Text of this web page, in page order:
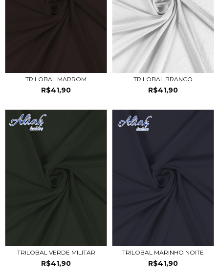
TRILOBAL MARROM
R$41,90
TRILOBAL BRANCO
R$41,90
TRILOBAL VERDE MILITAR
R$41,90
TRILOBAL MARINHO NOITE
R$41,90